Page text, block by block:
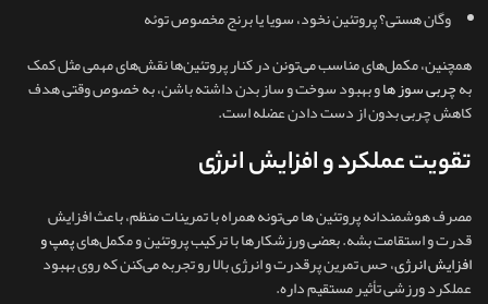
وگان هستی؟ پروتئین نخود، سویا یا برنج مخصوص توئه
همچنین، مکمل‌های مناسب می‌تونن در کنار پروتئین‌ها نقش‌های مهمی مثل کمک
بهچربی سوز هاو بهبود سوخت و ساز بدن داشته باشن، به خصوص وقتی هدف
کاهش چربی بدون از دست دادن عضله است.
تقویت عملکرد و افزایش انرژی
مصرف هوشمندانه پروتئین ها می‌تونه همراه با تمرینات منظم، باعث افزایش
قدرت و استقامت بشه. بعضی ورزشکارها با ترکیب پروتئین و مکمل‌هایپمپ و
افزایش انرژی، حس تمرین پرقدرت و انرژی بالا رو تجربه می‌کنن که روی بهبود
عملکرد ورزشی تأثیر مستقیم داره.